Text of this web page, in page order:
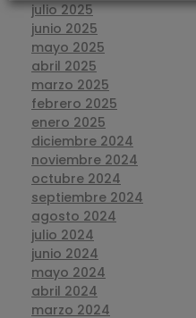
julio 2025
junio 2025
mayo 2025
abril 2025
marzo 2025
febrero 2025
enero 2025
diciembre 2024
noviembre 2024
octubre 2024
septiembre 2024
agosto 2024
julio 2024
junio 2024
mayo 2024
abril 2024
marzo 2024